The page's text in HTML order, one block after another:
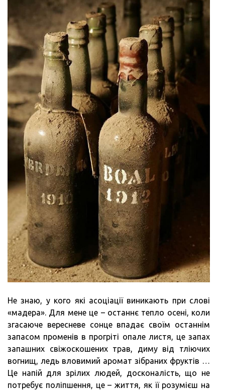
Не знаю, у кого які асоціації виникають при слові
«мадера». Для мене це – останнє тепло осені, коли
згасаюче вересневе сонце впадає своїм останнім
запасом променів в прогріті опале листя, це запах
запашних свіжоскошених трав, диму від тліючих
вогнищ, ледь вловимий аромат зібраних фруктів …
Це напій для зрілих людей, досконалість, що не
потребує поліпшення, це – життя, як її розумієш на